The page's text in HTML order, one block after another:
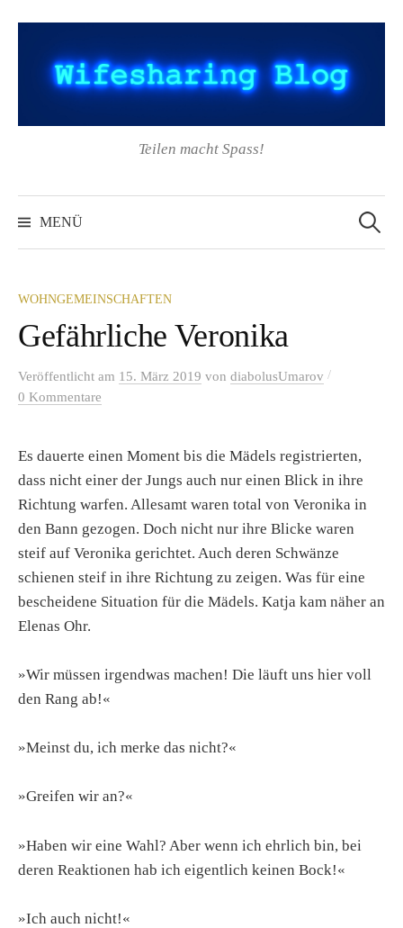
Inhalt
Teilen macht Spass!
MENÜ
nach:
WOHNGEMEINSCHAFTEN
Gefährliche Veronika
Veröffentlicht am 15. März 2019 von diabolusUmarov /
0 Kommentare
Es dauerte einen Moment bis die Mädels registrierten,
dass nicht einer der Jungs auch nur einen Blick in ihre
Richtung warfen. Allesamt waren total von Veronika in
den Bann gezogen. Doch nicht nur ihre Blicke waren
steif auf Veronika gerichtet. Auch deren Schwänze
schienen steif in ihre Richtung zu zeigen. Was für eine
bescheidene Situation für die Mädels. Katja kam näher an
Elenas Ohr.
»Wir müssen irgendwas machen! Die läuft uns hier voll
den Rang ab!«
»Meinst du, ich merke das nicht?«
»Greifen wir an?«
»Haben wir eine Wahl? Aber wenn ich ehrlich bin, bei
deren Reaktionen hab ich eigentlich keinen Bock!«
»Ich auch nicht!«